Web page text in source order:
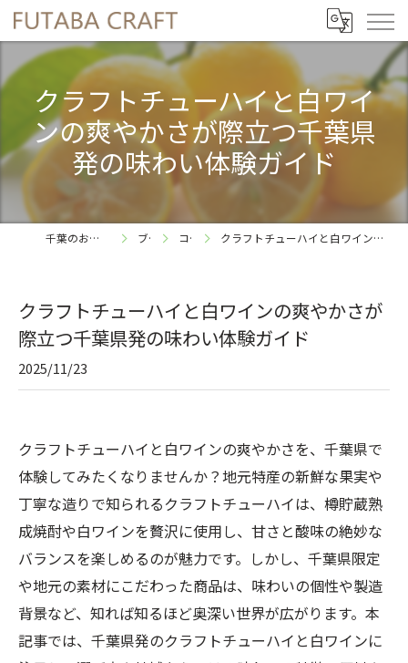
クラフトチューハイと白ワイ
ンの爽やかさが際立つ千葉県
発の味わい体験ガイド
千葉のお酒ならFUTABA CRAFT ブログ コラム クラフトチューハイと白ワインの爽やかさが際立つ千葉県発の味わい体験ガイド
クラフトチューハイと白ワインの爽やかさが
際立つ千葉県発の味わい体験ガイド
2025/11/23
クラフトチューハイと白ワインの爽やかさを、千葉県で
体験してみたくなりませんか？地元特産の新鮮な果実や
丁寧な造りで知られるクラフトチューハイは、樽貯蔵熟
成焼酎や白ワインを贅沢に使用し、甘さと酸味の絶妙な
バランスを楽しめるのが魅力です。しかし、千葉県限定
や地元の素材にこだわった商品は、味わいの個性や製造
背景など、知れば知るほど奥深い世界が広がります。本
記事では、千葉県発のクラフトチューハイと白ワインに